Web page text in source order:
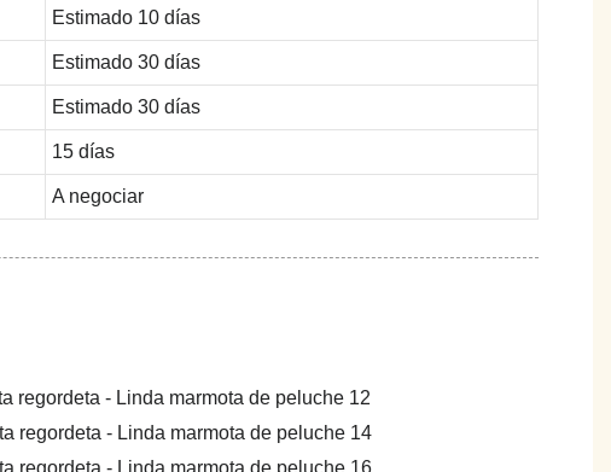
Estimado 10 días
Estimado 30 días
Estimado 30 días
15 días
A negociar